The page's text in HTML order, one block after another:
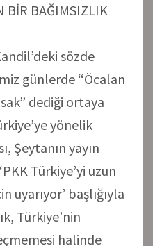
BİR BAĞIMSIZLIK
sözde
günlerde “Öcalan
dediği ortaya
yönelik
Şeytanın yayın
Türkiye’yi uzun
uyarıyor’ başlığıyla
Türkiye’nin
halinde